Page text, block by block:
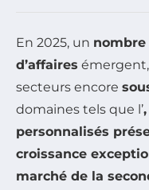
En 2025, un nombre
d’affaires
secteurs encore
domaines tels que l’
personnalisés
croissance
marché de la